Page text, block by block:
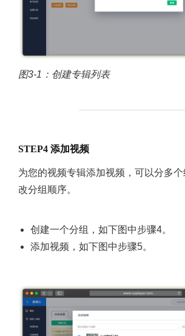
图3-1：创建专辑列表
STEP4 添加视频
为您的视频专辑添加视频，可以分多
改分组顺序。
创建一个分组，如下图中步骤4。
添加视频，如下图中步骤5。